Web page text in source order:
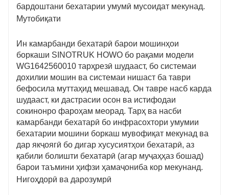
бардоштани бехатарии умумӣ мусоидат мекунад.
Мутобиқати
Ин камарбанди бехатарӣ барои мошинҳои
боркаши SINOTRUK HOWO бо рақами модели
WG1642560010 тарҳрезӣ шудааст, бо системаи
дохилии мошин ва системаи нишаст ба таври
бефосила муттаҳид мешавад. Он тавре насб карда
шудааст, ки дастрасии осон ва истифодаи
сокинонро фароҳам меорад. Тарҳ ва насби
камарбанди бехатарӣ бо инфрасохтори умумии
бехатарии мошини боркаш мувофиқат мекунад ва
дар якҷоягӣ бо дигар хусусиятҳои бехатарӣ, аз
қабили болишти бехатарӣ (агар муҷаҳҳаз бошад)
барои таъмини ҳифзи ҳамаҷониба кор мекунанд.
Нигоҳдорӣ ва дарозумрӣ